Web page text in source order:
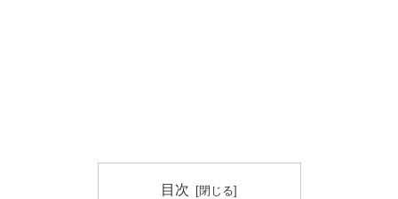
目次